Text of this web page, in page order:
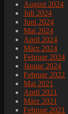
August 2024
Juli 2024
Juni 2024
Mai 2024
April 2024
März 2024
Februar 2024
Januar 2024
Februar 2022
Mai 2021
April 2021
März 2021
Februar 2021